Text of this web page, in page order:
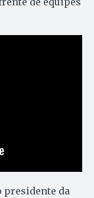
presidente da